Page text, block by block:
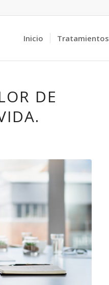
Inicio Tratamientos
DE